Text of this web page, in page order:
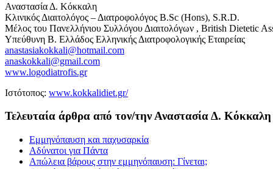
Αναστασία Δ. Κόκκαλη
Κλινικός Διαιτολόγος – Διατροφολόγος B.Sc (Hons), S.R.D.
Μέλος του Πανελλήνιου Συλλόγου Διαιτολόγων , British Dietetic
Υπεύθυνη Β. Ελλάδος Ελληνικής Διατροφολογικής Εταιρείας
anastasiakokkali@hotmail.com
anaskokkali@gmail.com
www.logodiatrofis.gr
Ιστότοπος: www.kokkalidiet.gr/
Τελευταία άρθρα από τον/την Αναστασία Δ. Κόκκαλη
Εμμηνόπαυση και παχυσαρκία
Αδύνατοι για Πάντα
Απώλεια βάρους στην εμμηνόπαυση: Γίνεται;